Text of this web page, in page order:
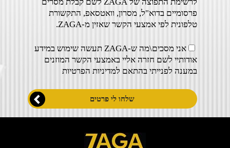
לרשימת התפוצה של ZAGA לשם קבלת מסרים
פרסומיים בדוא"ל, מסרון, וואטסאפ, התקשורת
טלפונית לפי אמצעי הקשר שאזין מ-ZAGA.
אני מסכים\מה ש-ZAGA תעשה שימוש במידע
אודותיי לשם חזרה אליי באמצעי הקשר המוזנים
במענה לפנייתי בהתאם למדיניות הפרטיות